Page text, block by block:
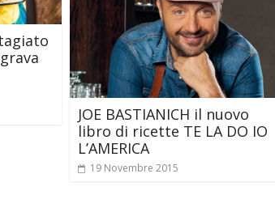
JOE BASTIANICH il nuovo
libro di ricette TE LA DO IO
L’AMERICA
19 Novembre 2015